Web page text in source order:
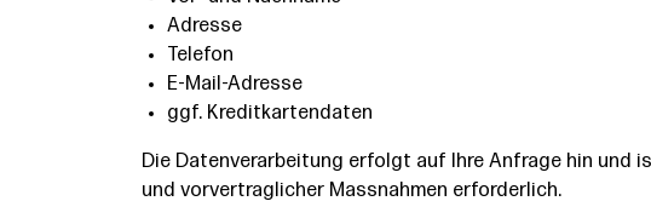
Adresse
Telefon
E-Mail-Adresse
ggf. Kreditkartendaten
Die Datenverarbeitung erfolgt auf Ihre Anfrage hin und
und vorvertraglicher Massnahmen erforderlich.